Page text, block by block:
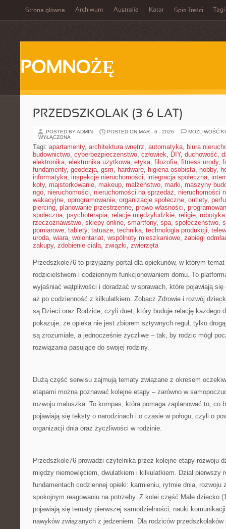
Strona główna Archiwum Australia Katar Spis Treści Tagi
POMNOŻĘ
PRZEDSZKOLAK (3–6 LAT)
POSTED BY ADMIN POSTED ON MAR - 6 - 2026
MOŻLIWOŚĆ
WYŁĄCZONA
Tagi: apartamenty, architektura wnętrz, automatyka, biura
budownictwo, cyberbezpieczenstwo, człowiek, DIY, duchowość,
elektronika, elektronika użytkowa, etyka, filozofia, fitness urody,
fundamenty, geodezja, gsm, hardware, higiena osobista, hobby,
informatyka, inspekcje nieruchomości, integracja społeczna,
koty, majsterkowanie, makeup, małżeństwo, marki, maszyny
ngo, nieruchomości, nieruchomości na sprzedaż, nieruchomości
wakacyjne, oprogramowanie, organizacje społeczne, outlety,
piercing, planowanie przestrzenne, prawo własności,
społeczna, psychoterapia, relacje międzyludzkie, religie, robotyka
rzeczoznawstwo, sklepy online, smartfony, spa, społeczeństwo,
pomiarowe, tablety, tatuaże, technika, technologia produkcji,
uroda, wiara, wolontariat, wspólnoty mieszkaniowe, zabiegi
zakupy, zdobienie ciała, związki, zwierzęta
Przedszkole76 to przyjazny portal dla opiekunów, w którym
rodzicielstwem i codziennym funkcjonowaniem domu. To
wyjaśniać wątpliwości i doradzać w sprawach, które pojawiają
aż po codzienność z kilkulatkiem. Zobacz Zdrowie i rozwój
są Dzieci oraz Rodzice, czyli duet, który buduje relację każdego
pokazuje, że opieka nie jest zbiorem sztywnych reguł, tylko
są zrozumiałe, a jednocześnie życzliwe – tak, by rodzic mógł
rozwiązania pasujące do swojej rodziny.
Dużą część serwisu zajmują tematy związane z okresem
etapami można poznawać kolejne etapy – zarówno w
rozwoju maluszka. To kompas, która pomaga zaplanować to, co
pojawiają się teksty o narodzinach i o czasie w połogu, czyli o
organizacji dnia oraz życzliwości w rodzinie.
Przedszkole76 prowadzi czytelnika przez kolejne etapy rozwoju
między niemowlęciem, dwulatkiem i kilkulatkiem. Dział pierwszy
fundamentach codziennej opieki: karmieniu, rytmie dnia, rozwoju
spokojnym reagowaniu na potrzeby. Z kolei część Małe dziecko
pojawiają się tematy pierwszej samodzielności, nauki
nawyków związanych z jedzeniem. Dla rodziców